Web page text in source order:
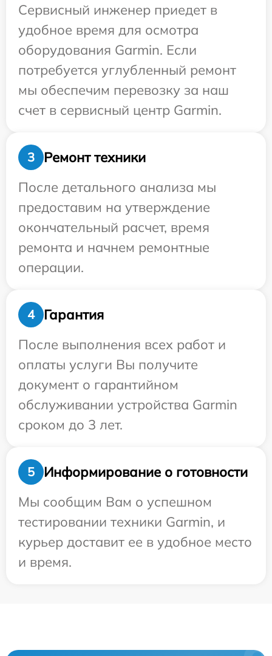
Сервисный инженер приедет в
удобное время для осмотра
оборудования Garmin. Если
потребуется углубленный ремонт
мы обеспечим перевозку за наш
счет в сервисный центр Garmin.
3
Ремонт техники
После детального анализа мы
предоставим на утверждение
окончательный расчет, время
ремонта и начнем ремонтные
операции.
4
Гарантия
После выполнения всех работ и
оплаты услуги Вы получите
документ о гарантийном
обслуживании устройства Garmin
сроком до 3 лет.
5
Информирование о готовности
Мы сообщим Вам о успешном
тестировании техники Garmin, и
курьер доставит ее в удобное место
и время.